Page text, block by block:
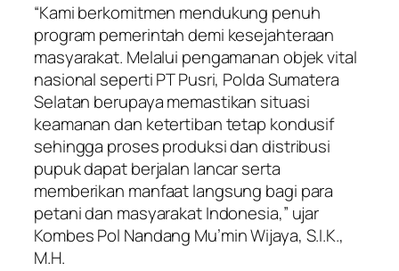
“Kami berkomitmen mendukung penuh
program pemerintah demi kesejahteraan
masyarakat. Melalui pengamanan objek vital
nasional seperti PT Pusri, Polda Sumatera
Selatan berupaya memastikan situasi
keamanan dan ketertiban tetap kondusif
sehingga proses produksi dan distribusi
pupuk dapat berjalan lancar serta
memberikan manfaat langsung bagi para
petani dan masyarakat Indonesia,” ujar
Kombes Pol Nandang Mu’min Wijaya, S.I.K.,
M.H.